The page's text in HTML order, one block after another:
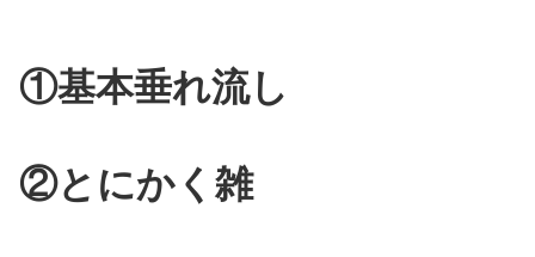
①基本垂れ流し
②とにかく雑